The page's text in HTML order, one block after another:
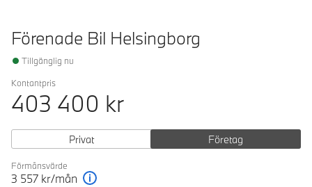
Förenade Bil Helsingborg
Tillgänglig nu
Kontantpris
403 400 kr
Privat Företag
Förmånsvärde
3 557 kr/mån